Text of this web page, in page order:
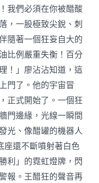
我們必須在你被醋酸
，一股極致尖銳、刺
隨著一個狂妄自大的
比例嚴重失衡！百分
！」廖沾沾知道，這
門了。他的宇宙冒
正式開始了。一個狂
門邊緣，光線一瞬間
光、像醋罐的機器人
座還不斷噴射著白色
利」的霓虹燈牌，閃
報。王醋狂的聲音再